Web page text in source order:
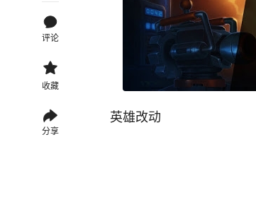
评论
收藏
分享
英雄改动